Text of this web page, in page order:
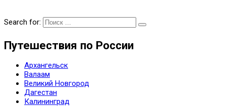
Search for:
Путешествия по России
Архангельск
Валаам
Великий Новгород
Дагестан
Калининград